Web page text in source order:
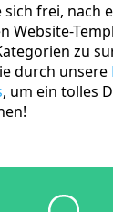
sich frei, nach
Website-
zu
durch unsere
, um ein tolles